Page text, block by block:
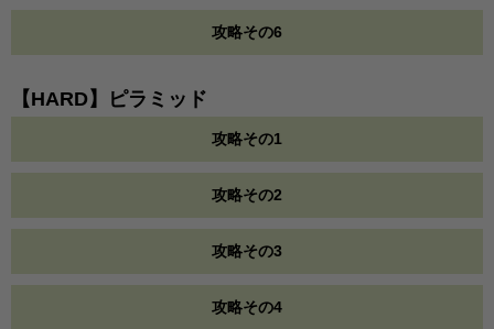
攻略その6
【HARD】ピラミッド
攻略その1
攻略その2
攻略その3
攻略その4